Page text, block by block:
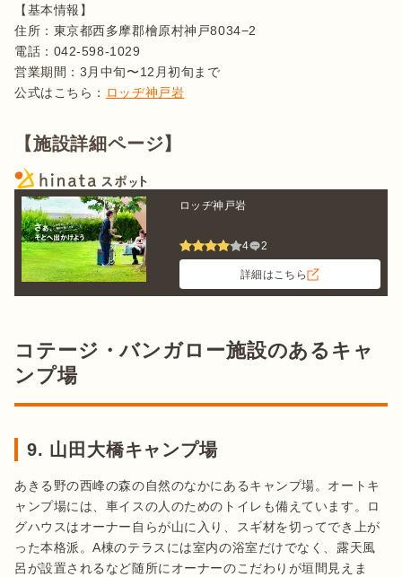
【基本情報】
住所：東京都西多摩郡檜原村神戸8034−2
電話：042-598-1029
営業期間：3月中旬〜12月初旬まで
公式はこちら： ロッヂ神戸岩
【施設詳細ページ】
ロッヂ神戸岩
4 2
詳細はこちら
コテージ・バンガロー施設のあるキャ
ンプ場
9. 山田大橋キャンプ場
あきる野の西峰の森の自然のなかにあるキャンプ場。オートキ
ャンプ場には、車イスの人のためのトイレも備えています。ロ
グハウスはオーナー自らが山に入り、スギ材を切ってでき上が
った本格派。A棟のテラスには室内の浴室だけでなく、露天風
呂が設置されるなど随所にオーナーのこだわりが垣間見えま